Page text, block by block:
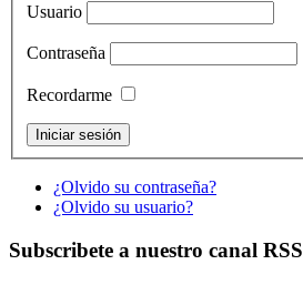
Usuario
Contraseña
Recordarme
¿Olvido su contraseña?
¿Olvido su usuario?
Subscribete a nuestro canal RSS